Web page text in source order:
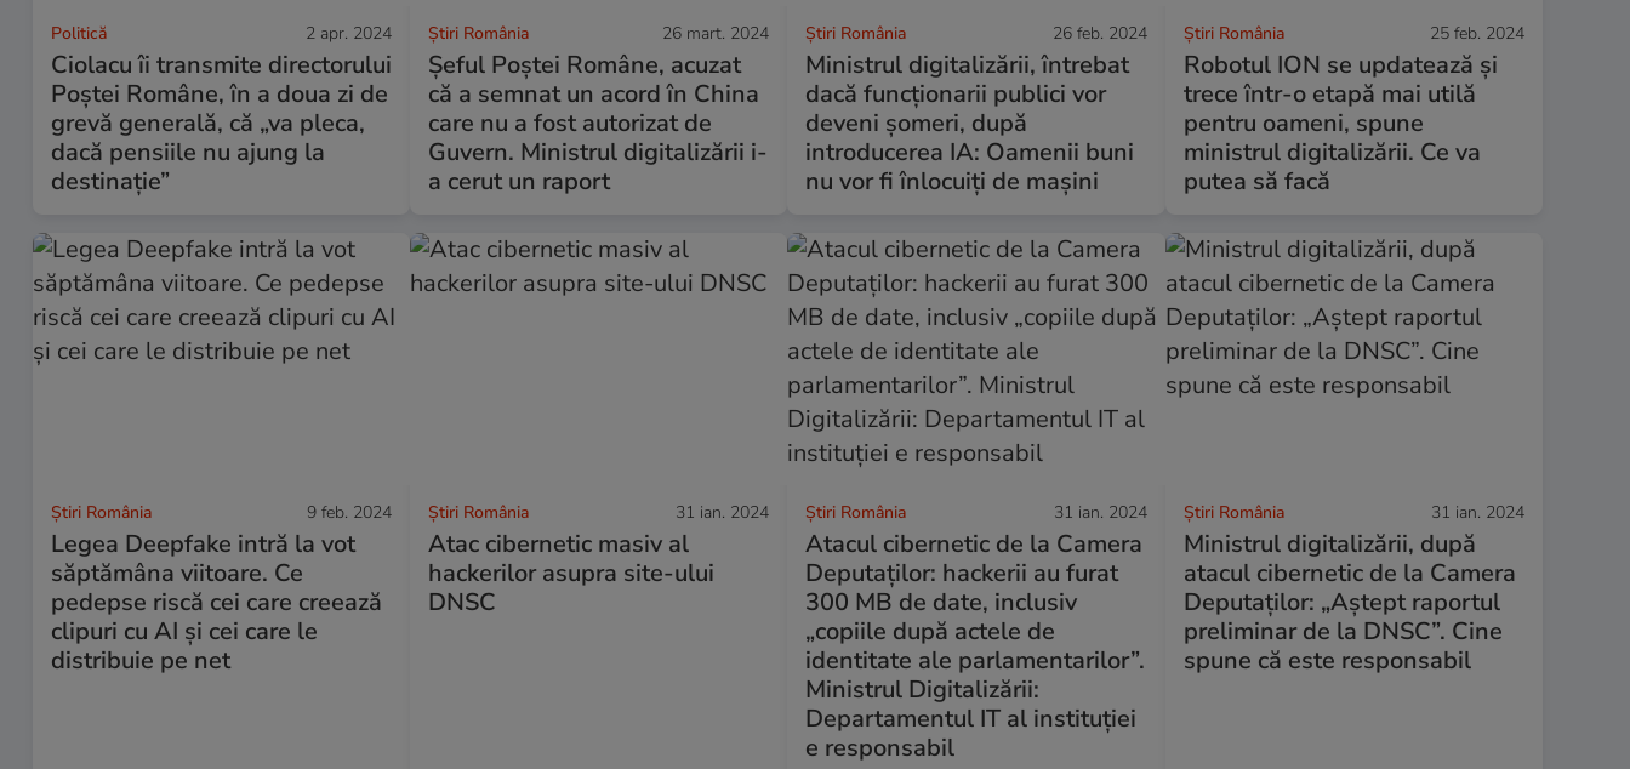
Politică 2 apr. 2024
Ciolacu îi transmite directorului
Poștei Române, în a doua zi de
grevă generală, că „va pleca,
dacă pensiile nu ajung la
destinație”
Știri România 26 mart. 2024
Șeful Poștei Române, acuzat
că a semnat un acord în China
care nu a fost autorizat de
Guvern. Ministrul digitalizării i-
a cerut un raport
Știri România 26 feb. 2024
Ministrul digitalizării, întrebat
dacă funcţionarii publici vor
deveni șomeri, după
introducerea IA: Oamenii buni
nu vor fi înlocuiţi de mașini
Știri România 25 feb. 2024
Robotul ION se updatează şi
trece într-o etapă mai utilă
pentru oameni, spune
ministrul digitalizării. Ce va
putea să facă
Știri România 9 feb. 2024
Legea Deepfake intră la vot
săptămâna viitoare. Ce
pedepse riscă cei care creează
clipuri cu AI și cei care le
distribuie pe net
Știri România 31 ian. 2024
Atac cibernetic masiv al
hackerilor asupra site-ului
DNSC
Știri România 31 ian. 2024
Atacul cibernetic de la Camera
Deputaților: hackerii au furat
300 MB de date, inclusiv
„copiile după actele de
identitate ale parlamentarilor”.
Ministrul Digitalizării:
Departamentul IT al instituției
e responsabil
Știri România 31 ian. 2024
Ministrul digitalizării, după
atacul cibernetic de la Camera
Deputaților: „Aștept raportul
preliminar de la DNSC”. Cine
spune că este responsabil